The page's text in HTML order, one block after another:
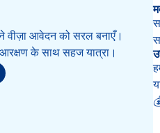
आवेदन को सरल बनाएँ।
के साथ सहज यात्रा।